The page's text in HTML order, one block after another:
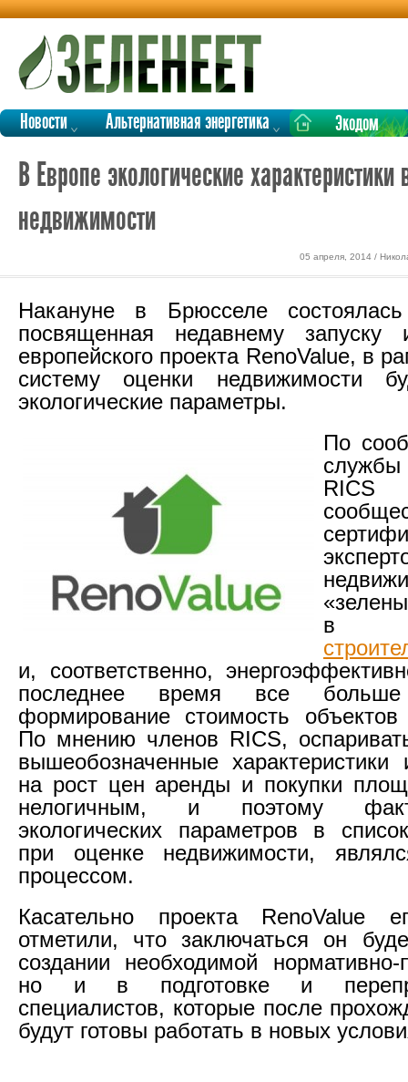
Новости Альтернативная энергетика Экодом
В Европе экологические
недвижимости
05 апреля, 2014 /
Накануне в Брюсселе
посвященная недавнему запуску
европейского проекта RenoValue, в
систему оценки недвижимости
экологические параметры.
По
RICS
в
и, соответственно,
последнее время все
формирование стоимость объектов
По мнению членов RICS,
вышеобозначенные
на рост цен аренды и покупки
нелогичным, и поэтому
экологических параметров в
при оценке недвижимости,
процессом.
Касательно проекта RenoValue
отметили, что заключаться он
создании необходимой
но и в подготовке и
специалистов, которые после
будут готовы работать в новых